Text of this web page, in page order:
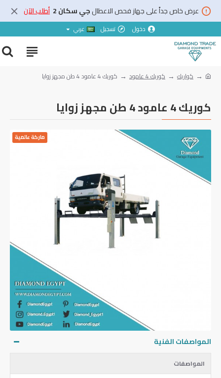
عرض خاص جداً على جهاز فحص الاعطالجي سكان 2 أطلب الآن
دخول تسجيل عربي
كواريك كوريك 4 عامود ‏كوريك ‎4‏ عامود ‎4‏ طن مجهز زوايا
‏كوريك ‎4‏ عامود ‎4‏ طن مجهز زوايا
ماركة عالمية
المواصفات الفنية
المواصفات